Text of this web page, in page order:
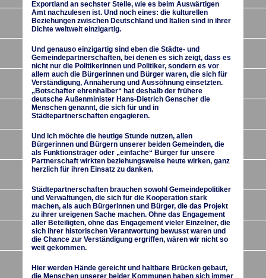
Exportland an sechster Stelle, wie es beim Auswärtigen
Amt nachzulesen ist. Und noch eines: die kulturellen
Beziehungen zwischen Deutschland und Italien sind in ihrer
Dichte weltweit einzigartig.
Und genauso einzigartig sind eben die Städte- und
Gemeindepartnerschaften, bei denen es sich zeigt, dass es
nicht nur die Politikerinnen und Politiker, sondern es vor
allem auch die Bürgerinnen und Bürger waren, die sich für
Verständigung, Annäherung und Aussöhnung einsetzten.
„Botschafter ehrenhalber“ hat deshalb der frühere
deutsche Außenminister Hans-Dietrich Genscher die
Menschen genannt, die sich für und in
Städtepartnerschaften engagieren.
Und ich möchte die heutige Stunde nutzen, allen
Bürgerinnen und Bürgern unserer beiden Gemeinden, die
als Funktionsträger oder „einfache“ Bürger für unsere
Partnerschaft wirkten beziehungsweise heute wirken, ganz
herzlich für ihren Einsatz zu danken.
Städtepartnerschaften brauchen sowohl Gemeindepolitiker
und Verwaltungen, die sich für die Kooperation stark
machen, als auch Bürgerinnen und Bürger, die das Projekt
zu ihrer ureigenen Sache machen. Ohne das Engagement
aller Beteiligten, ohne das Engagement vieler Einzelner, die
sich ihrer historischen Verantwortung bewusst waren und
die Chance zur Verständigung ergriffen, wären wir nicht so
weit gekommen.
Hier werden Hände gereicht und haltbare Brücken gebaut,
die Menschen unserer beider Kommunen haben sich immer